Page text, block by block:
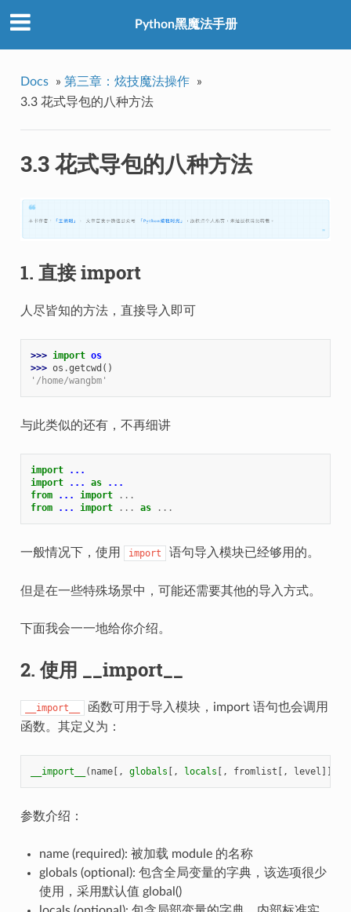
Python黑魔法手册
Docs » 第三章：炫技魔法操作
»
3.3 花式导包的八种方法
3.3 花式导包的八种方法
1. 直接 import
人尽皆知的方法，直接导入即可
>>> import os
>>> os .getcwd ()
'/home/wangbm'
与此类似的还有，不再细讲
import
...
import
... as
...
from
... import
...
from
... import ... as ...
一般情况下，使用 import 语句导入模块已经够用的。
但是在一些特殊场景中，可能还需要其他的导入方式。
下面我会一一地给你介绍。
2. 使用 __import__
__import__
函数可用于导入模块，import 语句也会调用
函数。其定义为：
__import__ ( name[, globals [, locals [, fromlist [, level
参数介绍：
name (required): 被加载 module 的名称
globals (optional): 包含全局变量的字典，该选项很少
使用，采用默认值 global()